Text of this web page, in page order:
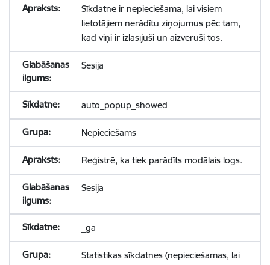
Sīkdatne ir nepieciešama, lai visiem
lietotājiem nerādītu ziņojumus pēc tam,
kad viņi ir izlasījuši un aizvēruši tos.
Sesija
auto_popup_showed
Nepieciešams
Reģistrē, ka tiek parādīts modālais logs.
Sesija
_ga
Statistikas sīkdatnes (nepieciešamas, lai